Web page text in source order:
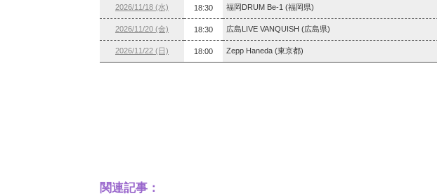
2026/11/18 (水) 18:30 福岡DRUM Be-1 (福岡県)
2026/11/20 (金) 18:30 広島LIVE VANQUISH (広島県)
2026/11/22 (日) 18:00 Zepp Haneda (東京都)
関連記事：